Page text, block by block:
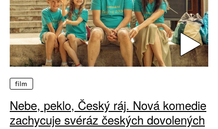
film
Nebe, peklo, Český ráj. Nová komedie
zachycuje svéráz českých dovolených